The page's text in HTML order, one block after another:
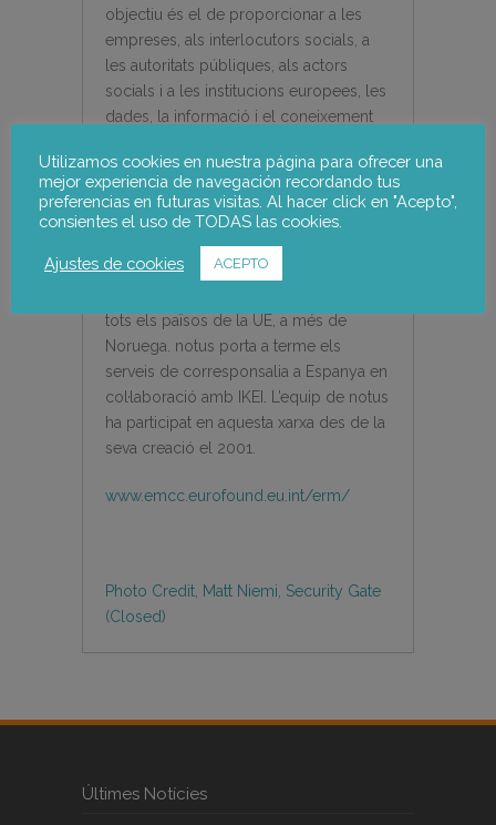
objectiu és el de proporcionar a les
empreses, als interlocutors socials, a
les autoritats públiques, als actors
socials i a les institucions europees, les
dades, la informació i el coneixement
puguin anticipar als canvis, dissenyar
les seves pròpies estratègies pel canvi i
gestionar els efectes del canvi de
manera socialment acceptable.
L’Observatori es recolza en una àmplia
tots els països de la UE, a més de
Noruega. notus porta a terme els
serveis de corresponsalia a Espanya en
col·laboració amb IKEI. L’equip de notus
ha participat en aquesta xarxa des de la
seva creació el 2001.
www.emcc.eurofound.eu.int/erm/
Photo Credit, Matt Niemi, Security Gate
(Closed)
Últimes Notícies
Utilizamos cookies en nuestra página para ofrecer una
mejor experiencia de navegación recordando tus
preferencias en futuras visitas. Al hacer click en "Acepto",
consientes el uso de TODAS las cookies.
Ajustes de cookies ACEPTO